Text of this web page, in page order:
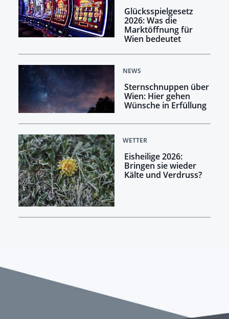
Glücksspielgesetz
2026: Was die
Marktöffnung für
Wien bedeutet
NEWS
Sternschnuppen über
Wien: Hier gehen
Wünsche in Erfüllung
WETTER
Eisheilige 2026:
Bringen sie wieder
Kälte und Verdruss?